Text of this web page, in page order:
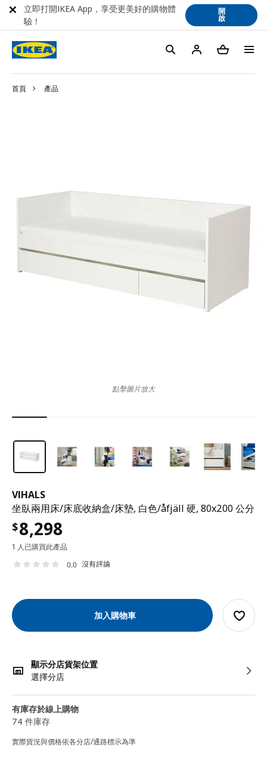
首頁 產品
VIHALS
坐臥兩用床/床底收納盒/床墊, 白色/åfjäll 硬, 80x200 公分
$8,298
1 人已購買此產品
0.0 沒有評論
加入購物車
顯示分店貨架位置
選擇分店
有庫存於線上購物
74 件庫存
實際貨況與價格依各分店/通路標示為準
點擊圖片放大
立即打開IKEA App，享受更美好的購物體
驗！
開
啟